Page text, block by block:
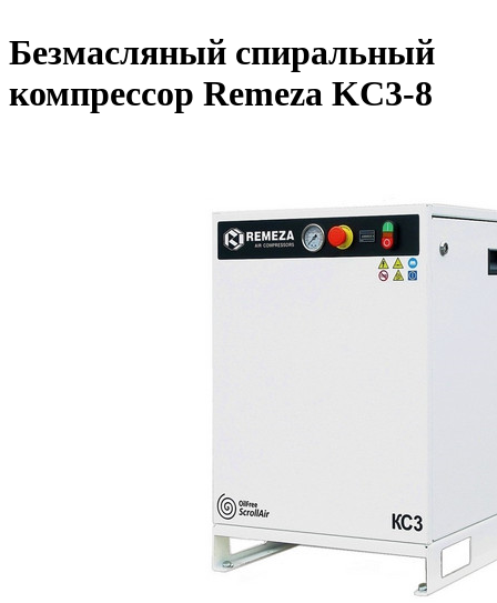
Без­масля­ный спи­раль­ный
ком­прес­сор Remeza KC3-8